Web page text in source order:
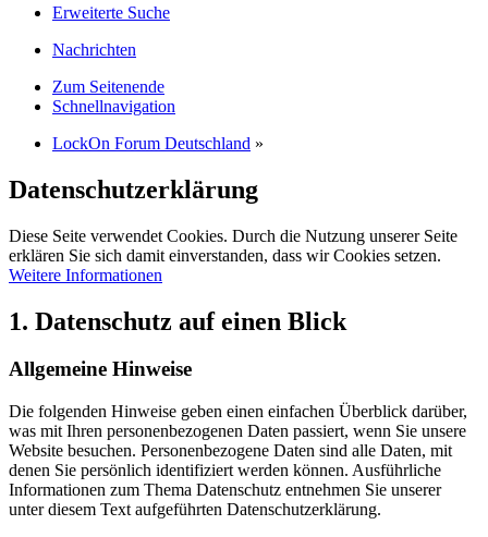
Erweiterte Suche
Nachrichten
Zum Seitenende
Schnellnavigation
LockOn Forum Deutschland »
Datenschutzerklärung
Diese Seite verwendet Cookies. Durch die Nutzung unserer Seite
erklären Sie sich damit einverstanden, dass wir Cookies setzen.
Weitere Informationen
1. Datenschutz auf einen Blick
Allgemeine Hinweise
Die folgenden Hinweise geben einen einfachen Überblick darüber,
was mit Ihren personenbezogenen Daten passiert, wenn Sie unsere
Website besuchen. Personenbezogene Daten sind alle Daten, mit
denen Sie persönlich identifiziert werden können. Ausführliche
Informationen zum Thema Datenschutz entnehmen Sie unserer
unter diesem Text aufgeführten Datenschutzerklärung.